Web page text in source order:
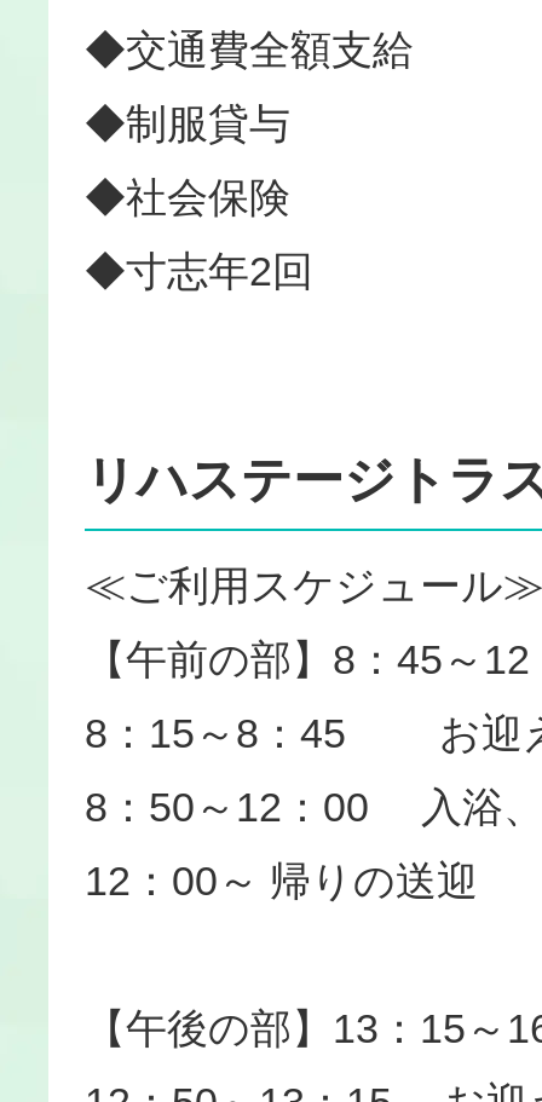
◆交通費全額支給
◆制服貸与
◆社会保険
◆寸志年2回
リハステージトラ
≪ご利用スケジュール
【午前の部】8：45～
8：15～8：45 お迎
8：50～12：00 入浴
12：00～ 帰りの送迎
【午後の部】13：15～